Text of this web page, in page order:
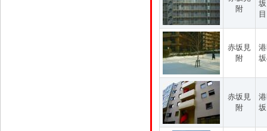
附
目
赤坂見
附
赤坂見
附